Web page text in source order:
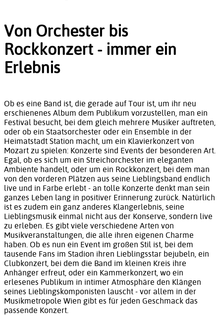
Von Orchester bis
Rockkonzert - immer ein
Erlebnis
Ob es eine Band ist, die gerade auf Tour ist, um ihr neu
erschienenes Album dem Publikum vorzustellen, man ein
Festival besucht, bei dem gleich mehrere Musiker auftreten,
oder ob ein Staatsorchester oder ein Ensemble in der
Heimatstadt Station macht, um ein Klavierkonzert von
Mozart zu spielen: Konzerte sind Events der besonderen Art.
Egal, ob es sich um ein Streichorchester im eleganten
Ambiente handelt, oder um ein Rockkonzert, bei dem man
von den vorderen Plätzen aus seine Lieblingsband endlich
live und in Farbe erlebt - an tolle Konzerte denkt man sein
ganzes Leben lang in positiver Erinnerung zurück. Natürlich
ist es zudem ein ganz anderes Klangerlebnis, seine
Lieblingsmusik einmal nicht aus der Konserve, sondern live
zu erleben. Es gibt viele verschiedene Arten von
Musikveranstaltungen, die alle ihren eigenen Charme
haben. Ob es nun ein Event im großen Stil ist, bei dem
tausende Fans im Stadion ihren Lieblingsstar bejubeln, ein
Clubkonzert, bei dem die Band im kleinen Kreis ihre
Anhänger erfreut, oder ein Kammerkonzert, wo ein
erlesenes Publikum in intimer Atmosphäre den Klängen
seines Lieblingskomponisten lauscht - vor allem in der
Musikmetropole Wien gibt es für jeden Geschmack das
passende Konzert.